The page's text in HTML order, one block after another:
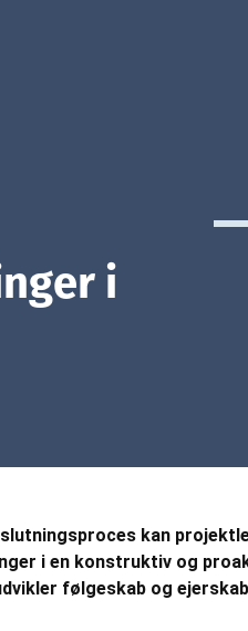
i
kan
i en konstruktiv og
følgeskab og